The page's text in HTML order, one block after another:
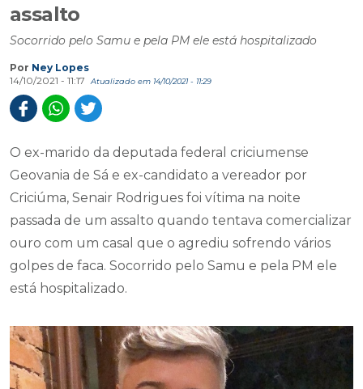
assalto
Socorrido pelo Samu e pela PM ele está hospitalizado
Por Ney Lopes
14/10/2021 - 11:17
Atualizado em 14/10/2021 - 11:29
O ex-marido da deputada federal criciumense
Geovania de Sá e ex-candidato a vereador por
Criciúma, Senair Rodrigues foi vítima na noite
passada de um assalto quando tentava comercializar
ouro com um casal que o agrediu sofrendo vários
golpes de faca. Socorrido pelo Samu e pela PM ele
está hospitalizado.